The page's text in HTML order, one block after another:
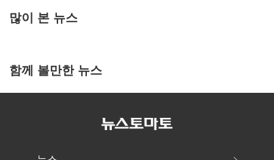
많이 본 뉴스
함께 볼만한 뉴스